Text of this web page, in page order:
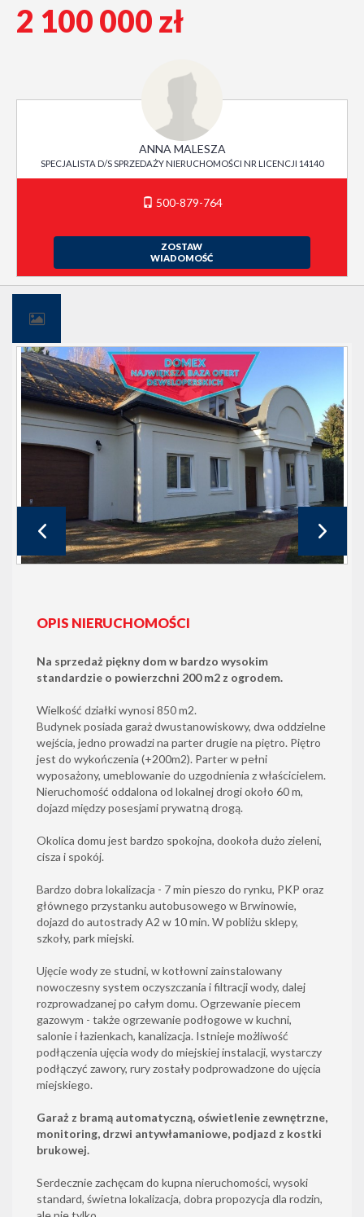
2 100 000 zł
ANNA MALESZA
SPECJALISTA D/S SPRZEDAŻY NIERUCHOMOŚCI NR LICENCJI 14140
500-879-764
ZOSTAW
WIADOMOŚĆ
OPIS NIERUCHOMOŚCI
Na sprzedaż piękny dom w bardzo wysokim
standardzie o powierzchni 200 m2 z ogrodem.
Wielkość działki wynosi 850 m2.
Budynek posiada garaż dwustanowiskowy, dwa oddzielne
wejścia, jedno prowadzi na parter drugie na piętro. Piętro
jest do wykończenia (+200m2). Parter w pełni
wyposażony, umeblowanie do uzgodnienia z właścicielem.
Nieruchomość oddalona od lokalnej drogi około 60 m,
dojazd między posesjami prywatną drogą.
Okolica domu jest bardzo spokojna, dookoła dużo zieleni,
cisza i spokój.
Bardzo dobra lokalizacja - 7 min pieszo do rynku, PKP oraz
głównego przystanku autobusowego w Brwinowie,
dojazd do autostrady A2 w 10 min. W pobliżu sklepy,
szkoły, park miejski.
Ujęcie wody ze studni, w kotłowni zainstalowany
nowoczesny system oczyszczania i filtracji wody, dalej
rozprowadzanej po całym domu. Ogrzewanie piecem
gazowym - także ogrzewanie podłogowe w kuchni,
salonie i łazienkach, kanalizacja. Istnieje możliwość
podłączenia ujęcia wody do miejskiej instalacji, wystarczy
podłączyć zawory, rury zostały podprowadzone do ujęcia
miejskiego.
Garaż z bramą automatyczną, oświetlenie zewnętrzne,
monitoring, drzwi antywłamaniowe, podjazd z kostki
brukowej.
Serdecznie zachęcam do kupna nieruchomości, wysoki
standard, świetna lokalizacja, dobra propozycja dla rodzin,